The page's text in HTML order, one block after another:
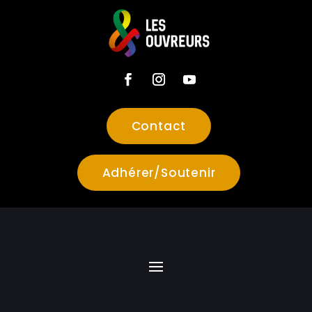
Contact
Adhérer/Soutenir